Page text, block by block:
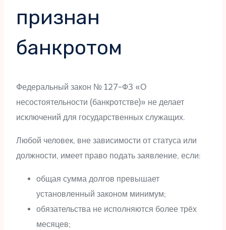
признан
банкротом
Федеральный закон № 127-ФЗ «О
несостоятельности (банкротстве)» не делает
исключений для государственных служащих.
Любой человек, вне зависимости от статуса или
должности, имеет право подать заявление, если:
общая сумма долгов превышает
установленный законом минимум;
обязательства не исполняются более трёх
месяцев;